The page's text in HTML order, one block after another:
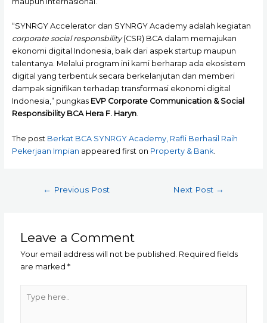
“SYNRGY Accelerator dan SYNRGY Academy adalah kegiatan
corporate social responsbility(CSR) BCA dalam memajukan
ekonomi digital Indonesia, baik dari aspek startup maupun
talentanya. Melalui program ini kami berharap ada ekosistem
digital yang terbentuk secara berkelanjutan dan memberi
dampak signifikan terhadap transformasi ekonomi digital
Indonesia,” pungkas EVP Corporate Communication & Social
Responsibility BCA Hera F. Haryn.
The post Berkat BCA SYNRGY Academy, Rafli Berhasil Raih
Pekerjaan Impian appeared first on Property & Bank.
← Previous Post Next Post →
Leave a Comment
Your email address will not be published. Required fields
are marked*
here..